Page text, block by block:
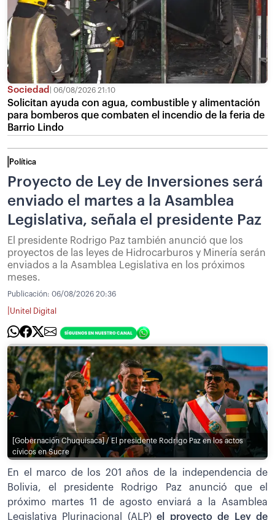
Sociedad 06/08/2026 21:10
Solicitan ayuda con agua, combustible y alimentación
para bomberos que combaten el incendio de la feria de
Barrio Lindo
Política
Proyecto de Ley de Inversiones será
enviado el martes a la Asamblea
Legislativa, señala el presidente Paz
El presidente Rodrigo Paz también anunció que los
proyectos de las leyes de Hidrocarburos y Minería serán
enviados a la Asamblea Legislativa en los próximos
meses.
Publicación: 06/08/2026 20:36
Unitel Digital
[Gobernación Chuquisaca] / El presidente Rodrigo Paz en los actos
cívicos en Sucre
En el marco de los 201 años de la independencia de
Bolivia, el presidente Rodrigo Paz anunció que el
próximo martes 11 de agosto enviará a la Asamblea
Legislativa Plurinacional (ALP)el proyecto de Ley de